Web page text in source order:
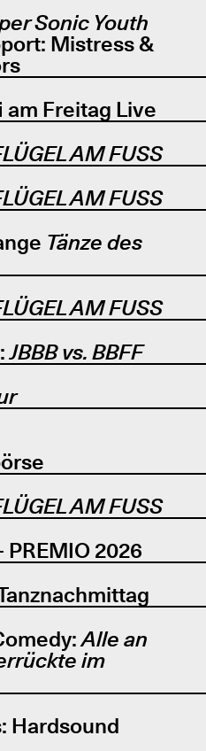
Sonic Youth
Mistress &
am Freitag Live
AM FUSS
AM FUSS
Tänze des
AM FUSS
JBBB vs. BBFF
AM FUSS
PREMIO 2026
Alle an
im
Hardsound